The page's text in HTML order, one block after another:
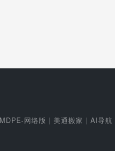
网络版 | 美通搬家 | AI导航